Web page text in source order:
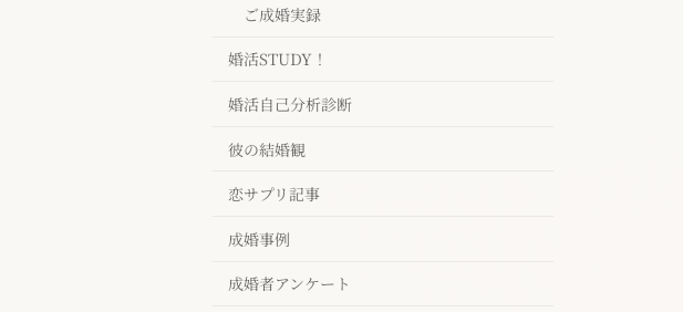
ご成婚実録
婚活STUDY！
婚活自己分析診断
彼の結婚観
恋サプリ記事
成婚事例
成婚者アンケート